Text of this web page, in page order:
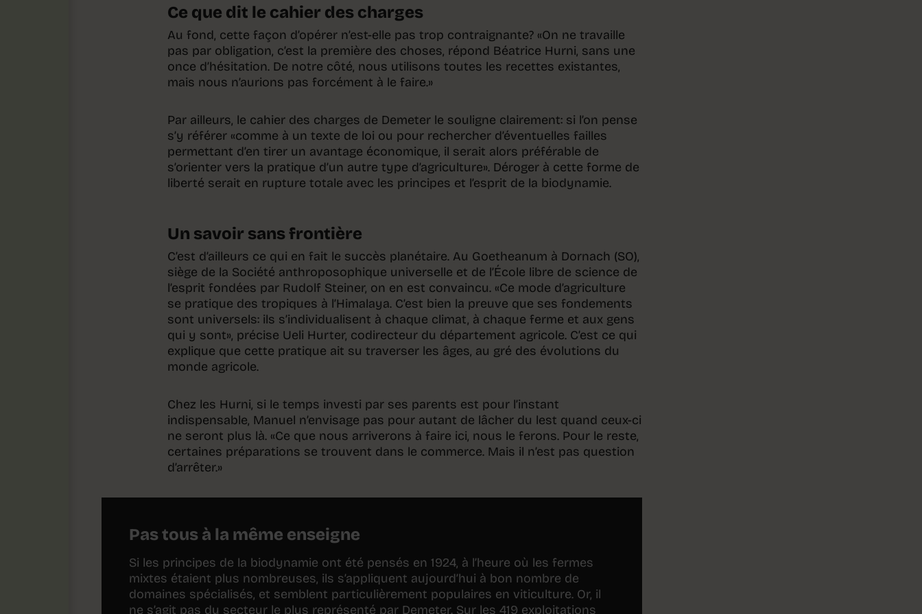
Ce que dit le cahier des charges
Au fond, cette façon d’opérer n’est-elle pas trop contraignante? «On ne travaille
pas par obligation, c’est la première des choses, répond Béatrice Hurni, sans une
once d’hésitation. De notre côté, nous utilisons toutes les recettes existantes,
mais nous n’aurions pas forcément à le faire.»
Par ailleurs, le cahier des charges de Demeter le souligne clairement: si l’on pense
s’y référer «comme à un texte de loi ou pour rechercher d’éventuelles failles
permettant d’en tirer un avantage économique, il serait alors préférable de
s’orienter vers la pratique d’un autre type d’agriculture». Déroger à cette forme de
liberté serait en rupture totale avec les principes et l’esprit de la biodynamie.
Un savoir sans frontière
C’est d’ailleurs ce qui en fait le succès planétaire. Au Goetheanum à Dornach (SO),
siège de la Société anthroposophique universelle et de l’École libre de science de
l’esprit fondées par Rudolf Steiner, on en est convaincu. «Ce mode d’agriculture
se pratique des tropiques à l’Himalaya. C’est bien la preuve que ses fondements
sont universels: ils s’individualisent à chaque climat, à chaque ferme et aux gens
qui y sont», précise Ueli Hurter, codirecteur du département agricole. C’est ce qui
explique que cette pratique ait su traverser les âges, au gré des évolutions du
monde agricole.
Chez les Hurni, si le temps investi par ses parents est pour l’instant
indispensable, Manuel n’envisage pas pour autant de lâcher du lest quand ceux-ci
ne seront plus là. «Ce que nous arriverons à faire ici, nous le ferons. Pour le reste,
certaines préparations se trouvent dans le commerce. Mais il n’est pas question
d’arrêter.»
Pas tous à la même enseigne
Si les principes de la biodynamie ont été pensés en 1924, à l’heure où les fermes
mixtes étaient plus nombreuses, ils s’appliquent aujourd’hui à bon nombre de
domaines spécialisés, et semblent particulièrement populaires en viticulture. Or, il
ne s’agit pas du secteur le plus représenté par Demeter. Sur les 419 exploitations